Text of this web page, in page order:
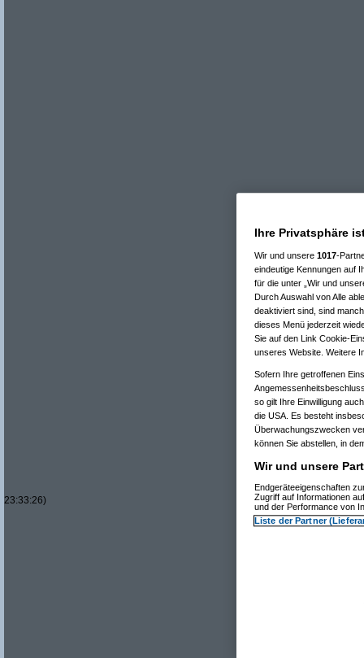
23:33:26)
Ihre Privatsphäre
Wir und unsere 1017-
eindeutige Kennungen auf
für die unter „Wir und
Durch Auswahl von Alle
deaktiviert sind, sind
dieses Menü jederzeit
Sie auf den Link Cookie-
unseres Website. Weitere
Sofern Ihre getroffenen
so gilt Ihre Einwilligung
die USA. Es besteht
Überwachungszwecken
können Sie abstellen, in
Wir und unsere
Endgeräteeigenschaften
Zugriff auf Informationen
und der Performance von
Liste der Partner